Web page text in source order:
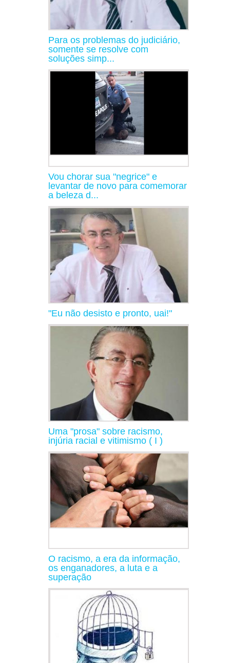
Para os problemas do judiciário,
somente se resolve com
soluções simp...
Vou chorar sua "negrice" e
levantar de novo para comemorar
a beleza d...
"Eu não desisto e pronto, uai!"
Uma "prosa" sobre racismo,
injúria racial e vitimismo ( I )
O racismo, a era da informação,
os enganadores, a luta e a
superação